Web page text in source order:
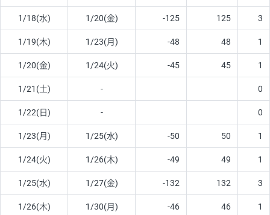
1/18(水) 1/20(金) -125 125 3
1/19(木) 1/23(月) -48 48 1
1/20(金) 1/24(火) -45 45 1
1/21(土) - 0
1/22(日) - 0
1/23(月) 1/25(水) -50 50 1
1/24(火) 1/26(木) -49 49 1
1/25(水) 1/27(金) -132 132 3
1/26(木) 1/30(月) -46 46 1